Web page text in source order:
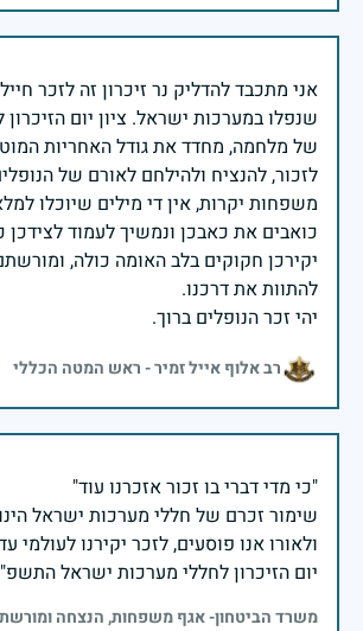
אני מתכבד להדליק נר זיכרון זה לזכר
שנפלו במערכות ישראל. ציון יום
של מלחמה, מחדד את גודל האחריות
משפחות יקרות, אין די מילים שיוכלו
כואבים את כאבכן ונמשיך לעמוד לצידכן
יקירכן חקוקים בלב האומה כולה,
יהי זכר הנופלים ברוך.
רב אלוף אייל זמיר - ראש המטה הכללי
שימור זכרם של חללי מערכות ישראל
יום הזיכרון לחללי מערכות ישראל התשפ"ו -
משרד הביטחון- אגף משפחות, הנצחה ומורשת